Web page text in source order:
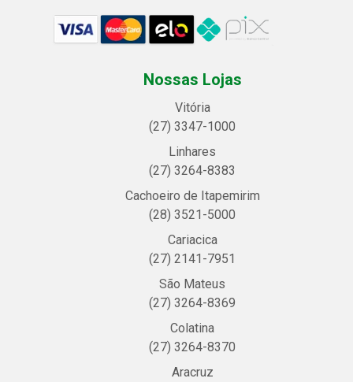
Nossas Lojas
Vitória
(27) 3347-1000
Linhares
(27) 3264-8383
Cachoeiro de Itapemirim
(28) 3521-5000
Cariacica
(27) 2141-7951
São Mateus
(27) 3264-8369
Colatina
(27) 3264-8370
Aracruz